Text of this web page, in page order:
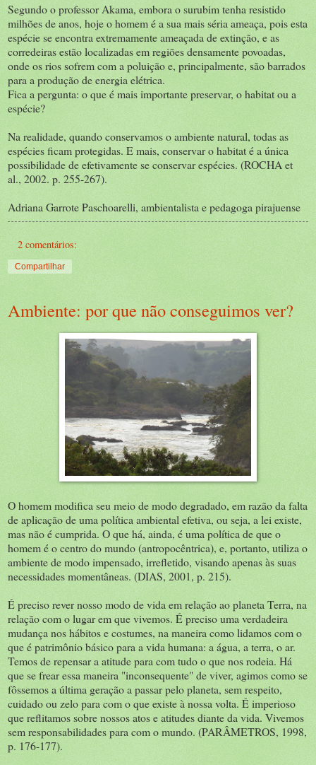
Segundo o professor Akama, embora o surubim tenha resistido
milhões de anos, hoje o homem é a sua mais séria ameaça, pois esta
espécie se encontra extremamente ameaçada de extinção, e as
corredeiras estão localizadas em regiões densamente povoadas,
onde os rios sofrem com a poluição e, principalmente, são barrados
para a produção de energia elétrica.
Fica a pergunta: o que é mais importante preservar, o habitat ou a
espécie?
Na realidade, quando conservamos o ambiente natural, todas as
espécies ficam protegidas. E mais, conservar o habitat é a única
possibilidade de efetivamente se conservar espécies. (ROCHA et
al., 2002. p. 255-267).
Adriana Garrote Paschoarelli, ambientalista e pedagoga pirajuense
2 comentários:
Compartilhar
Ambiente: por que não conseguimos ver?
O homem modifica seu meio de modo degradado, em razão da falta
de aplicação de uma política ambiental efetiva, ou seja, a lei existe,
mas não é cumprida. O que há, ainda, é uma política de que o
homem é o centro do mundo (antropocêntrica), e, portanto, utiliza o
ambiente de modo impensado, irrefletido, visando apenas às suas
necessidades momentâneas. (DIAS, 2001, p. 215).
É preciso rever nosso modo de vida em relação ao planeta Terra, na
relação com o lugar em que vivemos. É preciso uma verdadeira
mudança nos hábitos e costumes, na maneira como lidamos com o
que é patrimônio básico para a vida humana: a água, a terra, o ar.
Temos de repensar a atitude para com tudo o que nos rodeia. Há
que se frear essa maneira "inconsequente" de viver, agimos como se
fôssemos a última geração a passar pelo planeta, sem respeito,
cuidado ou zelo para com o que existe à nossa volta. É imperioso
que reflitamos sobre nossos atos e atitudes diante da vida. Vivemos
sem responsabilidades para com o mundo. (PARÂMETROS, 1998,
p. 176-177).